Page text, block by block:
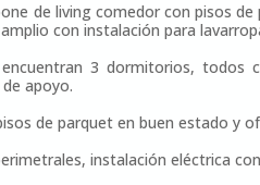
de living comedor con pisos
con instalación para
3 dormitorios, todos
apoyo.
de parquet en buen estado y
instalación eléctrica